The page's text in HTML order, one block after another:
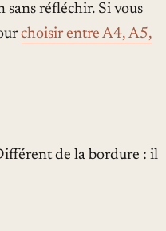
réfléchir. Si vous
choisir entre A4, A5,
de la bordure : il